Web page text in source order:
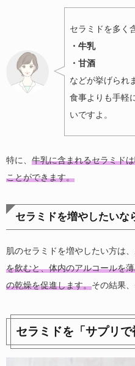
セラミドを多く
・牛乳
・甘酒
などが挙げられ
食事よりも手軽
いですよ。
特に、 牛乳に含まれるセラミド
ことができます。
セラミドを増やしたいな
肌のセラミドを増やしたい方は
を飲むと、体内のアルコールを
の乾燥を促進します。その結果
セラミドを「サプリ